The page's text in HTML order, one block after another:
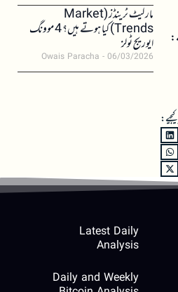
مارکیٹ ٹرینڈز (Market
Trends) کیا ہوتے ہیں؟ 4 موونگ
ایوریج ٹولز
Owais Paracha 06/03/2026
Latest Daily
Analysis
Daily and Weekly